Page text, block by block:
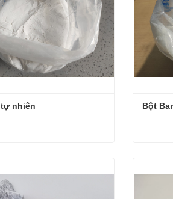
nhiên Bột
Liên